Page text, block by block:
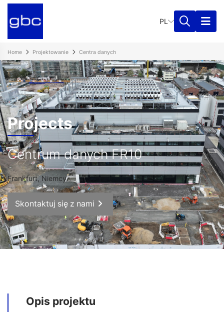
PL
Home Projektowanie Centra danych
Projects
Centrum danych FR10
Frankfurt, Niemcy
Skontaktuj się z nami
Opis projektu